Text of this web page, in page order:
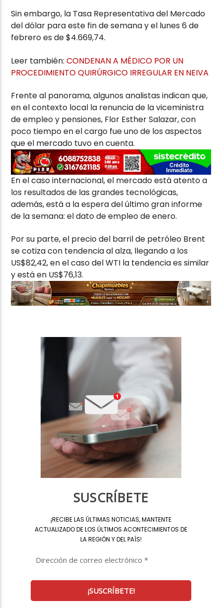
Sin embargo, la Tasa Representativa del Mercado
del dólar para este fin de semana y el lunes 6 de
febrero es de $4.669,74.
Leer también:CONDENAN A MÉDICO POR UN
PROCEDIMIENTO QUIRÚRGICO IRREGULAR EN NEIVA
Frente al panorama, algunos analistas indican que,
en el contexto local la renuncia de la viceministra
de empleo y pensiones, Flor Esther Salazar, con
poco tiempo en el cargo fue uno de los aspectos
que el mercado tuvo en cuenta.
En el caso internacional, el mercado está atento a
los resultados de las grandes tecnológicas,
además, está a la espera del último gran informe
de la semana: el dato de empleo de enero.
Por su parte, el precio del barril de petróleo Brent
se cotiza con tendencia al alza, llegando a los
US$82,42, en el caso del WTI la tendencia es similar
y está en US$76,13.
SUSCRÍBETE
¡RECIBE LAS ÚLTIMAS NOTICIAS, MANTENTE
ACTUALIZADO DE LOS ÚLTIMOS ACONTECIMIENTOS DE
LA REGIÓN Y DEL PAÍS!